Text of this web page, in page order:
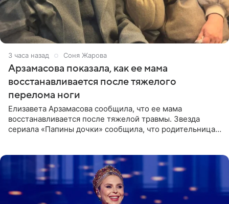
3 часа назад Соня Жарова
Арзамасова показала, как ее мама
восстанавливается после тяжелого
перелома ноги
Елизавета Арзамасова сообщила, что ее мама
восстанавливается после тяжелой травмы. Звезда
сериала «Папины дочки» сообщила, что родительница